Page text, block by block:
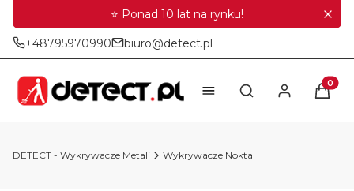
⭐ Ponad 10 lat na rynku!
+48795970990 biuro@detect.pl
Otwórz
DETECT - Wykrywacze Metali Wykrywacze Nokta